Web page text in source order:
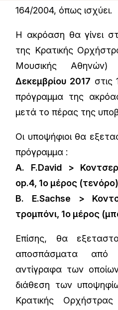
164/2004, όπως ισχύει.
Η ακρόαση θα γίνει
της Κρατικής
Μουσικής
Δεκεμβρίου 2017 στις
πρόγραμμα της
μετά το πέρας της
Οι υποψήφιοι θα
πρόγραμμα :
Α. F.David >
op.4, 1ο μέρος
B. E.Sachse >
τρομπόνι, 1ο μέρος
Επίσης, θα
αποσπάσματα από
αντίγραφα των
διάθεση των
Κρατικής